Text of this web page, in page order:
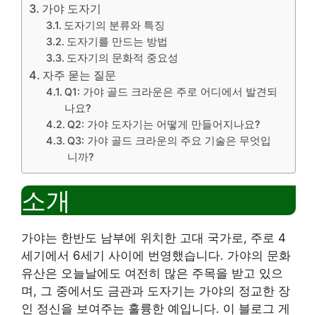
가야 도자기
도자기의 분류와 특징
도자기를 만드는 방법
도자기의 문화적 중요성
자주 묻는 질문
Q1: 가야 골드 크라운은 주로 어디에서 발견되
나요?
Q2: 가야 도자기는 어떻게 만들어지나요?
Q3: 가야 골드 크라운의 주요 기술은 무엇입
니까?
소개
가야는 한반도 남부에 위치한 고대 국가로, 주로 4
세기에서 6세기 사이에 번영했습니다. 가야의 문화
유산은 오늘날에도 여전히 많은 주목을 받고 있으
며, 그 중에서도 금관과 도자기는 가야의 정교한 장
인 정신을 보여주는 훌륭한 예입니다. 이 블로그 게